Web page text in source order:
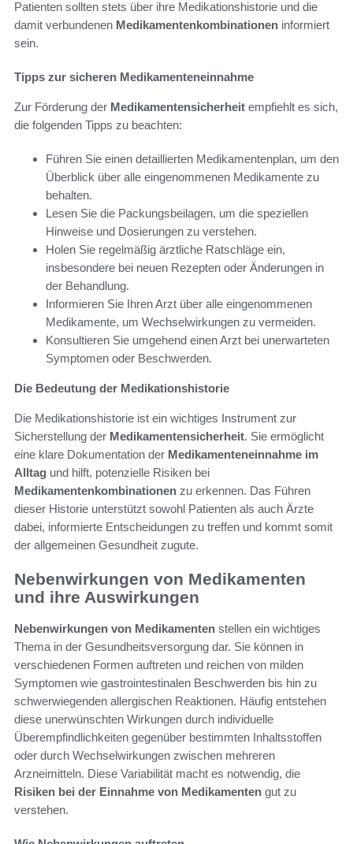
Patienten sollten stets über ihre Medikationshistorie und die
damit verbundenen Medikamentenkombinationen informiert
sein.
Tipps zur sicheren Medikamenteneinnahme
Zur Förderung der Medikamentensicherheit empfiehlt es sich,
die folgenden Tipps zu beachten:
Führen Sie einen detaillierten Medikamentenplan, um den
Überblick über alle eingenommenen Medikamente zu
behalten.
Lesen Sie die Packungsbeilagen, um die speziellen
Hinweise und Dosierungen zu verstehen.
Holen Sie regelmäßig ärztliche Ratschläge ein,
insbesondere bei neuen Rezepten oder Änderungen in
der Behandlung.
Informieren Sie Ihren Arzt über alle eingenommenen
Medikamente, um Wechselwirkungen zu vermeiden.
Konsultieren Sie umgehend einen Arzt bei unerwarteten
Symptomen oder Beschwerden.
Die Bedeutung der Medikationshistorie
Die Medikationshistorie ist ein wichtiges Instrument zur
Sicherstellung der Medikamentensicherheit. Sie ermöglicht
eine klare Dokumentation der Medikamenteneinnahme im
Alltag und hilft, potenzielle Risiken bei
Medikamentenkombinationen zu erkennen. Das Führen
dieser Historie unterstützt sowohl Patienten als auch Ärzte
dabei, informierte Entscheidungen zu treffen und kommt somit
der allgemeinen Gesundheit zugute.
Nebenwirkungen von Medikamenten
und ihre Auswirkungen
Nebenwirkungen von Medikamenten stellen ein wichtiges
Thema in der Gesundheitsversorgung dar. Sie können in
verschiedenen Formen auftreten und reichen von milden
Symptomen wie gastrointestinalen Beschwerden bis hin zu
schwerwiegenden allergischen Reaktionen. Häufig entstehen
diese unerwünschten Wirkungen durch individuelle
Überempfindlichkeiten gegenüber bestimmten Inhaltsstoffen
oder durch Wechselwirkungen zwischen mehreren
Arzneimitteln. Diese Variabilität macht es notwendig, die
Risiken bei der Einnahme von Medikamenten gut zu
verstehen.